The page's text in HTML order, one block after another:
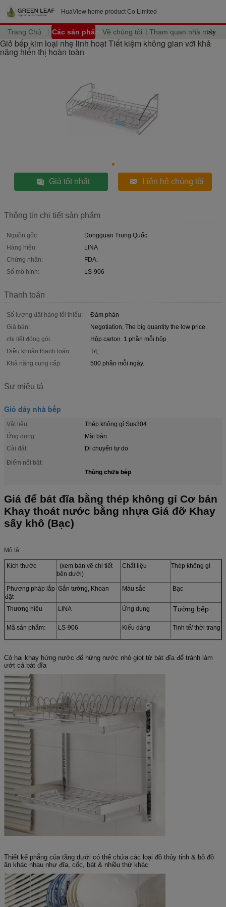
HuaView home product Co Limited
Trang Chủ Các sản phẩm Về chúng tôi Tham quan nhà máy
>>
Giỏ bếp kim loại nhẹ linh hoạt Tiết kiệm không gian với khả
năng hiển thị hoàn toàn
Giá tốt nhất Liên hệ chúng tôi
Thông tin chi tiết sản phẩm
Nguồn gốc:
Dongguan Trung Quốc
Hàng hiệu:
LINA
Chứng nhận:
FDA.
Số mô hình:
LS-906
Thanh toán
Số lượng đặt hàng tối thiểu:
Đàm phán
Giá bán:
Negotiation, The big quantity the low price.
chi tiết đóng gói:
Hộp carton. 1 phần mỗi hộp
Điều khoản thanh toán:
T/t,
Khả năng cung cấp:
500 phần mỗi ngày.
Sự miêu tả
Giỏ dây nhà bếp
Vật liệu:
Thép không gỉ Sus304
Ứng dụng:
Mặt bàn
Cài đặt:
Di chuyển tự do
Điểm nổi bật:
Thùng chứa bếp
Giá để bát đĩa bằng thép không gỉ Cơ bản
Khay thoát nước bằng nhựa Giá đỡ Khay
sấy khô (Bạc)
Mô tả:
Kích thước
(xem bản vẽ chi tiết
bên dưới)
Chất liệu Thép không gỉ
Phương pháp lắp
đặt
Gắn tường, Khoan Màu sắc Bạc
Thương hiệu LINA Ứng dụng Tường bếp
Mã sản phẩm: LS-906 Kiểu dáng Tinh tế/ thời trang
Có hai khay hứng nước để hứng nước nhỏ giọt từ bát đĩa để tránh làm
ướt cả bát đĩa
Thiết kế phẳng của tầng dưới có thể chứa các loại đồ thủy tinh & bộ đồ
ăn khác nhau như đĩa, cốc, bát & nhiều thứ khác